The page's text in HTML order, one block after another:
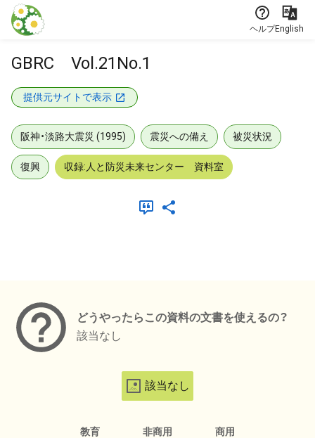
本文に飛ぶ
ヘルプEnglish
GBRC Vol.21No.1
提供元サイトで表示
阪神・淡路大震災 (1995) 震災への備え 被災状況
復興 収録:人と防災未来センター 資料室
どうやったらこの資料の文書を使えるの？
該当なし
該当なし
教育 非商用 商用